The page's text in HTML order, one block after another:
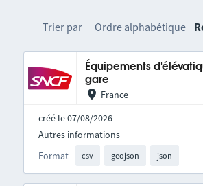
Trier par Ordre alphabétique
Équipements
gare
France
créé le 07/08/2026
Format csv geojson json
Autres informations